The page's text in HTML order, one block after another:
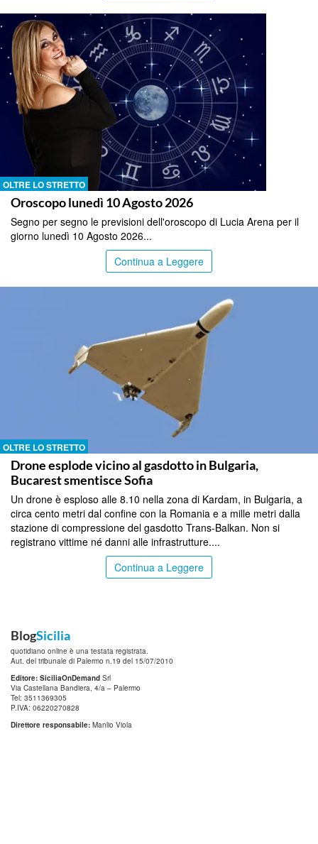
OLTRE LO STRETTO
Oroscopo lunedì 10 Agosto 2026
Segno per segno le previsioni dell'oroscopo di Lucia Arena per il
giorno lunedì 10 Agosto 2026...
Continua a Leggere
OLTRE LO STRETTO
Drone esplode vicino al gasdotto in Bulgaria,
Bucarest smentisce Sofia
Un drone è esploso alle 8.10 nella zona di Kardam, in Bulgaria, a
circa cento metri dal confine con la Romania e a mille metri dalla
stazione di compressione del gasdotto Trans-Balkan. Non si
registrano vittime né danni alle infrastrutture....
Continua a Leggere
BlogSicilia
quotidiano online è una testata registrata.
Aut. del tribunale di Palermo n.19 del 15/07/2010
Editore: SiciliaOnDemand Srl
Via Castellana Bandiera, 4/a – Palermo
Tel: 3511369305
P.IVA: 06220270828
Direttore responsabile: Manlio Viola